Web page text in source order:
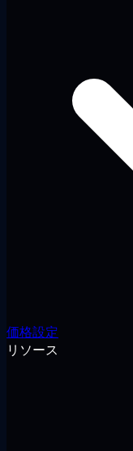
価格設定
リソース